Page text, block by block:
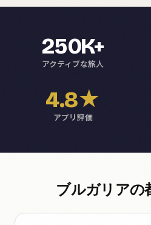
250K+
アクティブな旅人
4.8★
アプリ評価
ブルガリアの